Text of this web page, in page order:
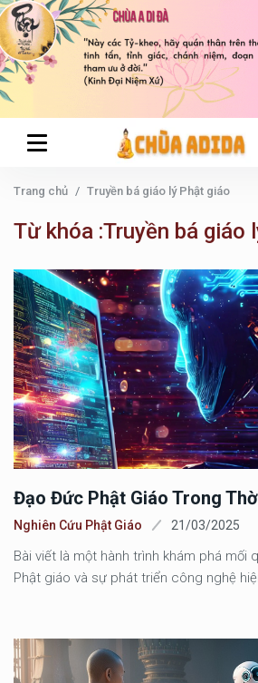
Trang chủ Truyền bá giáo lý Phật giáo
Từ khóa :Truyền bá giáo
Đạo Đức Phật Giáo Trong
Nghiên Cứu Phật Giáo 21/03/2025
Bài viết là một hành trình khám phá mối
Phật giáo và sự phát triển công nghệ